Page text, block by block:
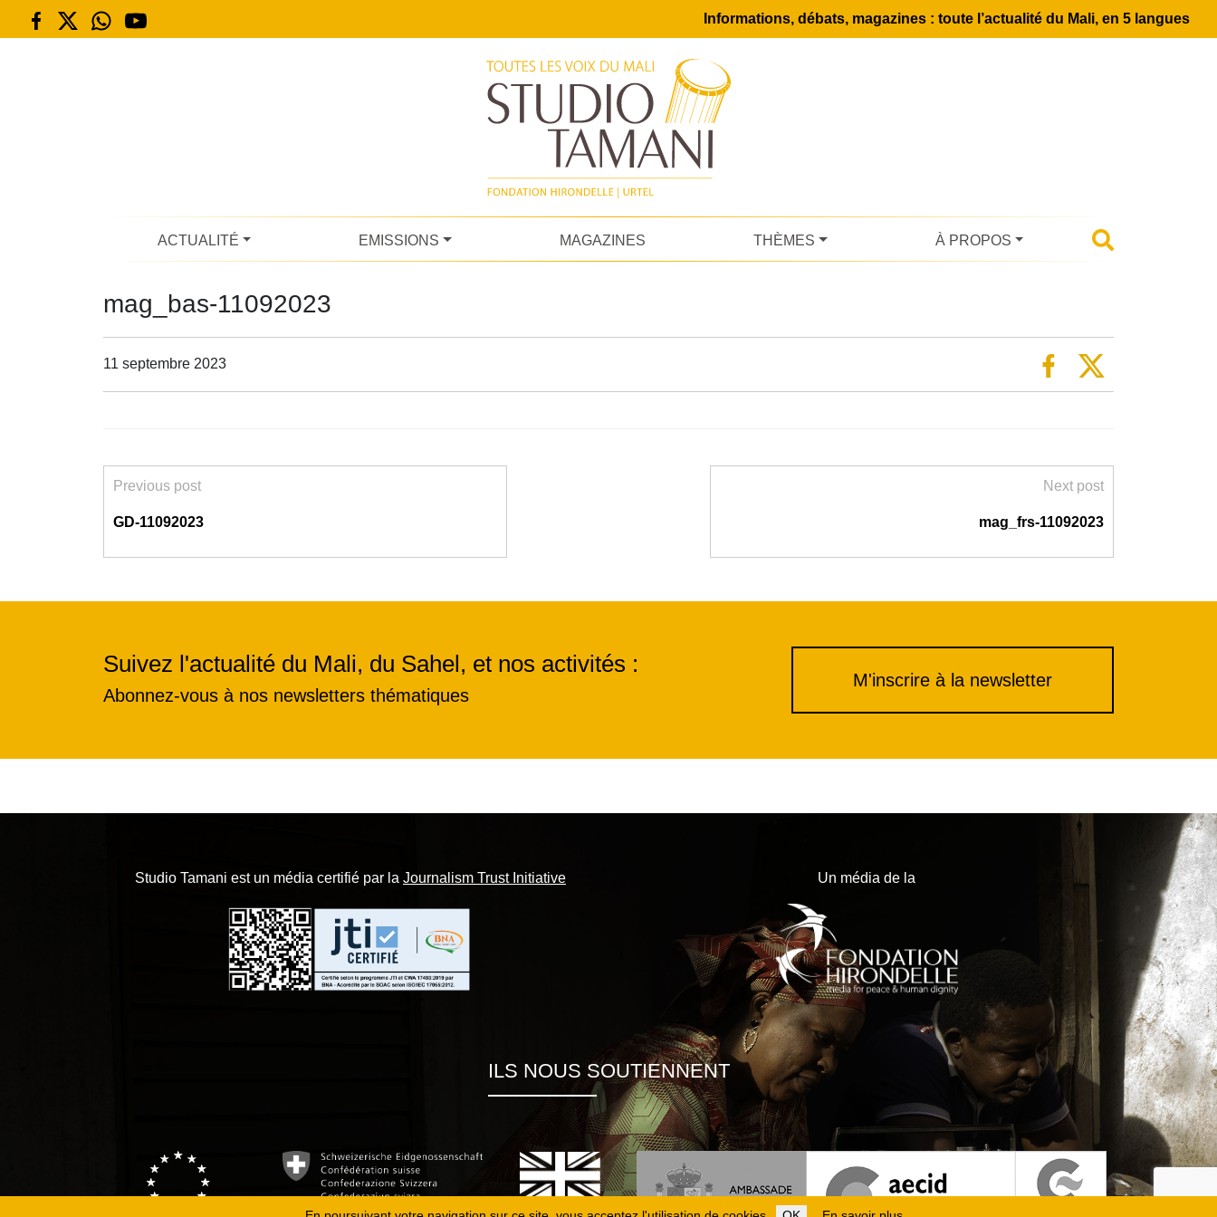
Informations, débats, magazines : toute l’actualité du Mali, en 5 langues
ACTUALITÉ EMISSIONS MAGAZINES THÈMES À PROPOS
mag_bas-11092023
11 septembre 2023
Previous post
GD-11092023
Next post
mag_frs-11092023
Suivez l'actualité du Mali, du Sahel, et nos activités :
Abonnez-vous à nos newsletters thématiques
M'inscrire à la newsletter
Studio Tamani est un média certifié par la Journalism Trust Initiative Un média de la
ILS NOUS SOUTIENNENT